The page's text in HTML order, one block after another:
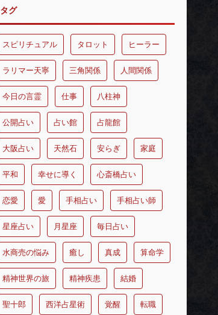
タグ
スピリチュアル タロット ヒーラー
ラリマー天寧 三角関係 人間関係
今日の言霊 仕事 八柱神
公開占い 占い館 占龍館
大阪占い 天然石 安らぎ 家庭
平和 幸せに導く 心斎橋占い
恋愛 愛 手相占い 手相占い師
星座占い 月星座 毎日占い
水商売の悩み 癒し 真成 算命学
精神世界の旅 精神疾患 結婚
聖十郎 西洋占星術 覚醒 転職